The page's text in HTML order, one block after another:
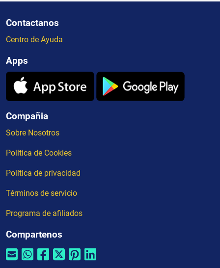
Contactanos
Centro de Ayuda
Apps
Compañia
Sobre Nosotros
Política de Cookies
Política de privacidad
Términos de servicio
Programa de afiliados
Compartenos